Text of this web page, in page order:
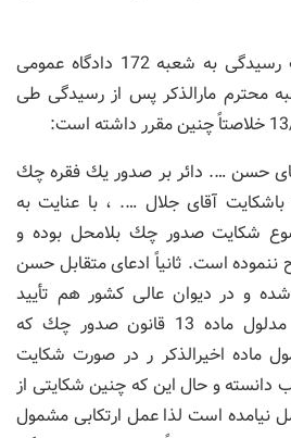
در این راستا پرونده جهت رسیدگی به شعبه 172 دادگاه عمومی
محترم مارالذكر پس از رسیدگی طی
حسن …. دائر بر صدور یك فقره چك
بلامحل به شماره 13383 باشكایت آقای جلال …. ، با عنایت به
شكایت صدور چك بلامحل بوده و
است. ثانیاً ادعای متقابل حسن
و در دیوان عالی كشور هم تأیید
گردیده .لذا با عنایت به مدلول ماده 13 قانون صدور چك كه
ماده اخیرالذكر ر در صورت شكایت
و حال این كه چنین شكایتی از
است لذا عمل ارتكابی مشمول